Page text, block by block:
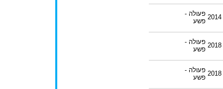
2014 פעולה -
פשע
2018 פעולה -
פשע
2018 פעולה -
פשע